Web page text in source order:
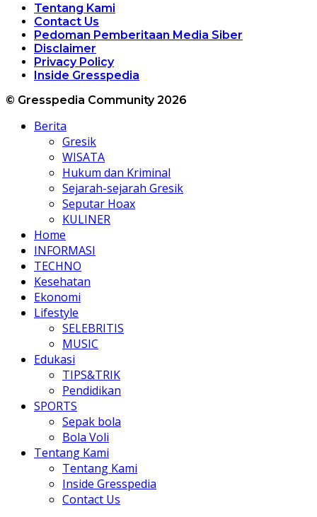
Tentang Kami
Contact Us
Pedoman Pemberitaan Media Siber
Disclaimer
Privacy Policy
Inside Gresspedia
© Gresspedia Community 2026
Berita
Gresik
WISATA
Hukum dan Kriminal
Sejarah-sejarah Gresik
Seputar Hoax
KULINER
Home
INFORMASI
TECHNO
Kesehatan
Ekonomi
Lifestyle
SELEBRITIS
MUSIC
Edukasi
TIPS&TRIK
Pendidikan
SPORTS
Sepak bola
Bola Voli
Tentang Kami
Tentang Kami
Inside Gresspedia
Contact Us